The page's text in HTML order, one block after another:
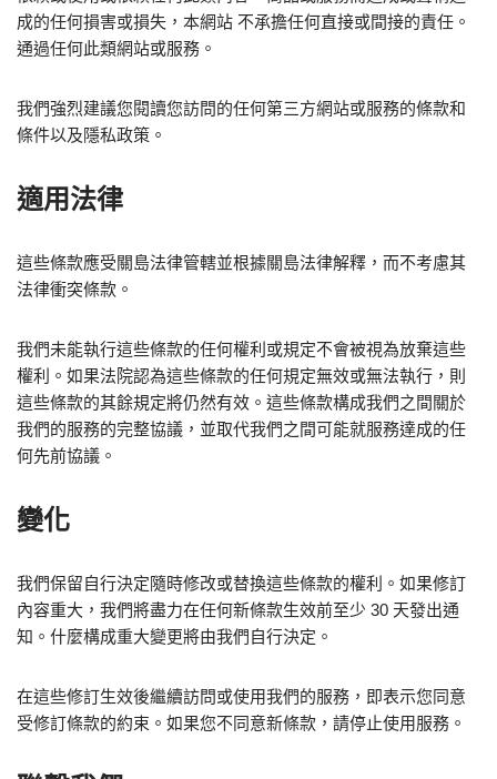
成的任何損害或損失，本網站 不承擔任何直接或間接的責任。
通過任何此類網站或服務。
我們強烈建議您閱讀您訪問的任何第三方網站或服務的條款和
條件以及隱私政策。
適用法律
這些條款應受關島法律管轄並根據關島法律解釋，而不考慮其
法律衝突條款。
我們未能執行這些條款的任何權利或規定不會被視為放棄這些
權利。如果法院認為這些條款的任何規定無效或無法執行，則
這些條款的其餘規定將仍然有效。這些條款構成我們之間關於
我們的服務的完整協議，並取代我們之間可能就服務達成的任
何先前協議。
變化
我們保留自行決定隨時修改或替換這些條款的權利。如果修訂
內容重大，我們將盡力在任何新條款生效前至少 30 天發出通
知。什麼構成重大變更將由我們自行決定。
在這些修訂生效後繼續訪問或使用我們的服務，即表示您同意
受修訂條款的約束。如果您不同意新條款，請停止使用服務。